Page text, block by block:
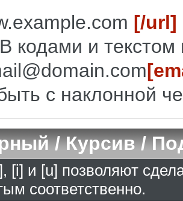
[/url]
кодами и текстом
с наклонной
/ Курсив /
[i] и [u] позволяют
соответственно.